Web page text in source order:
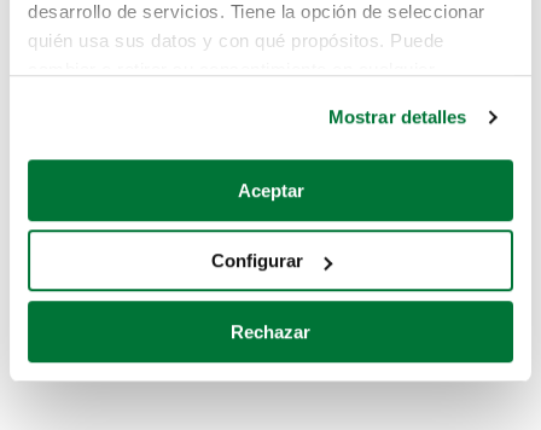
desarrollo de servicios. Tiene la opción de seleccionar
quién usa sus datos y con qué propósitos. Puede
Si lo permite, también quisiéramos:
Recopilar información sobre su ubicación geográfica
Identificar su dispositivo analizándolo activamente
para buscar características específicas (huellas
Obtenga más información sobre cómo se procesan sus
Mostrar detalles
Aceptar
Configurar
Rechazar
Pero puedes encontrar el coche que estás
buscando en alguno de estos enlaces:
Coches de segunda mano
Coches de km0